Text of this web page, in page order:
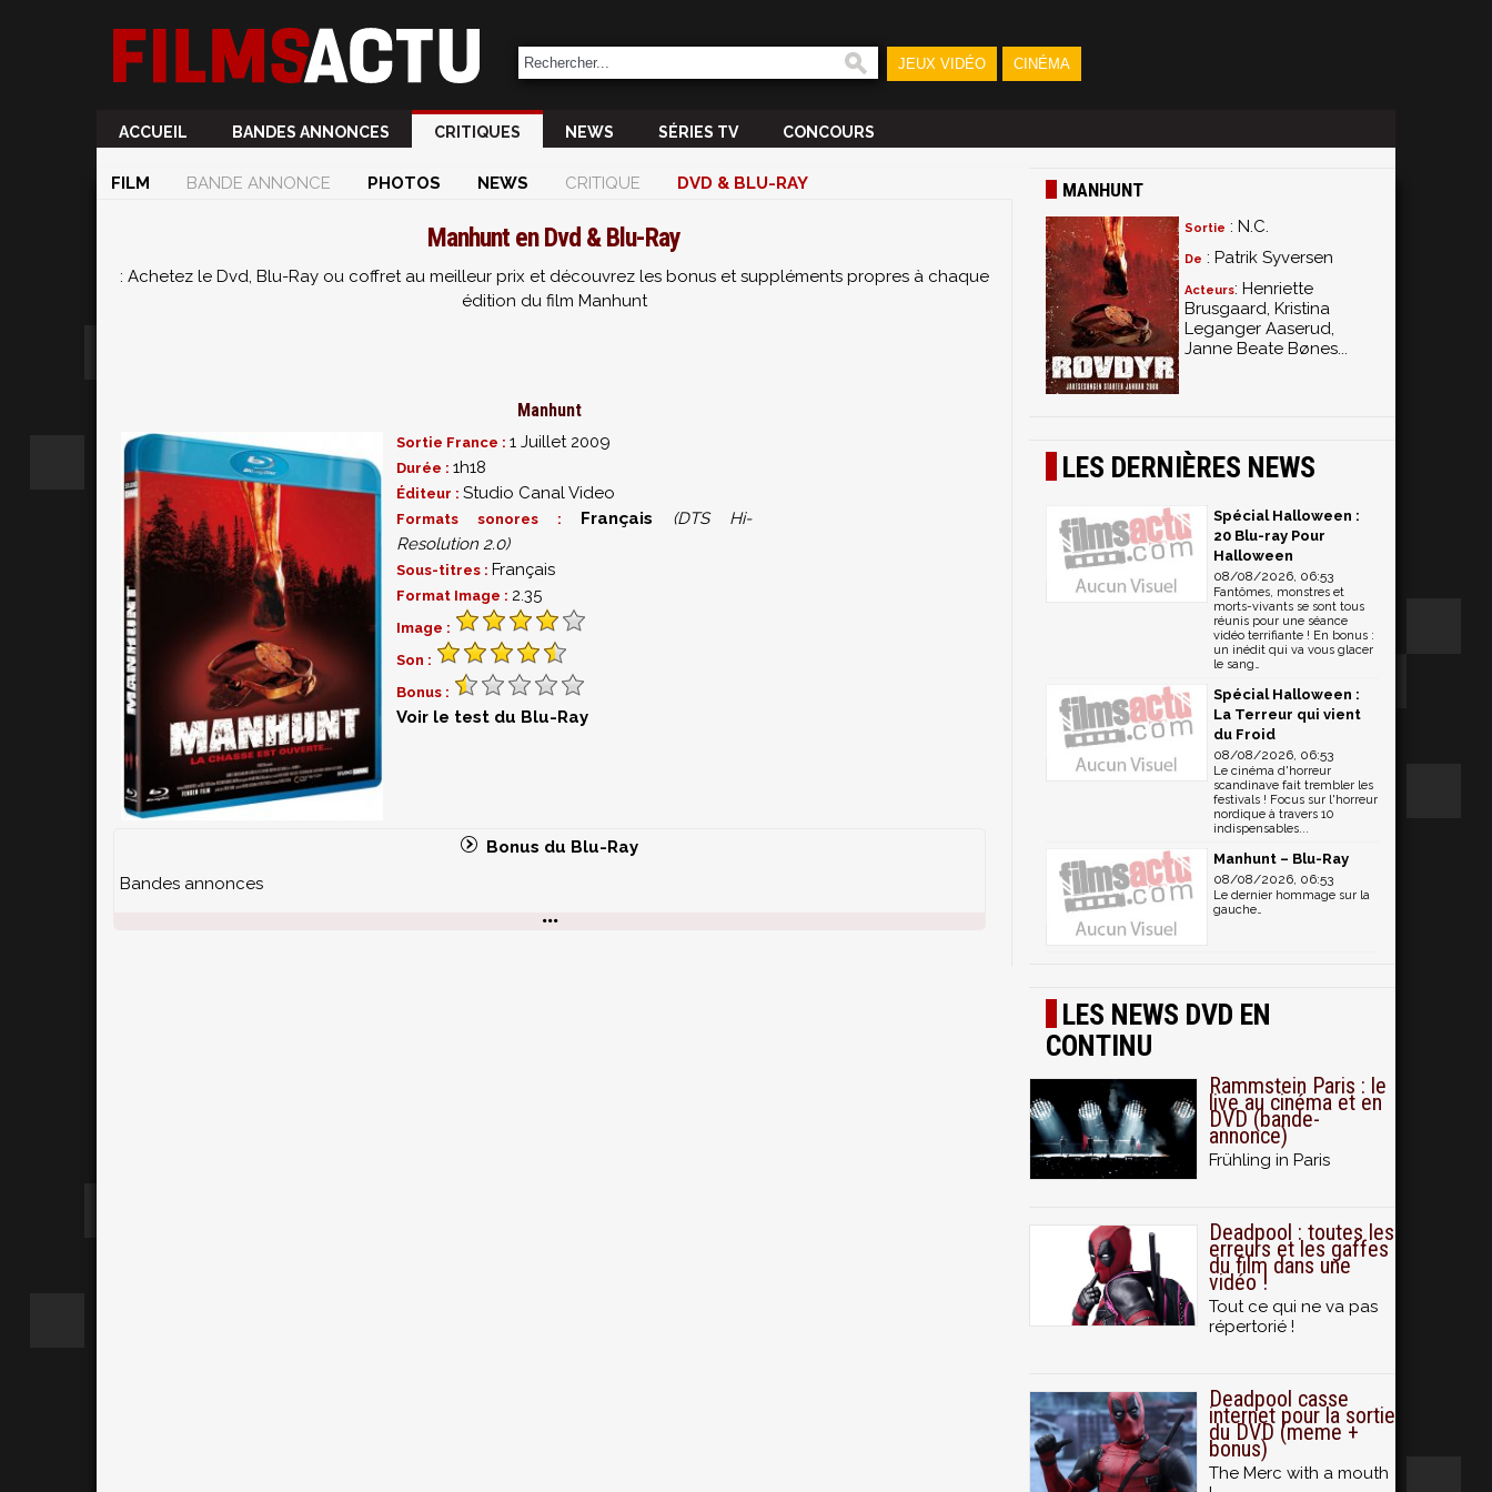
JEUX VIDÉO CINÉMA
ACCUEIL BANDES ANNONCES CRITIQUES NEWS SÉRIES TV CONCOURS
FILM BANDE ANNONCE PHOTOS NEWS CRITIQUE DVD & BLU-RAY
Manhunt en Dvd & Blu-Ray
: Achetez le Dvd, Blu-Ray ou coffret au meilleur prix et découvrez les bonus et suppléments propres à chaque
édition du film Manhunt
Manhunt
Sortie France :1 Juillet 2009
Durée :1h18
Éditeur :Studio Canal Video
Formats sonores : Français
(DTS Hi-
Resolution 2.0)
Sous-titres : Français
Format Image : 2.35
Image :
Son :
Bonus :
Voir le test du Blu-Ray
Bonus du Blu-Ray
Bandes annonces
MANHUNT
Sortie : N.C.
De : Patrik Syversen
Acteurs: Henriette
Brusgaard, Kristina
Leganger Aaserud,
Janne Beate Bønes...
LES DERNIÈRES NEWS
Spécial Halloween :
20 Blu-ray Pour
Halloween
08/08/2026, 06:53
Fantômes, monstres et
morts-vivants se sont tous
réunis pour une séance
vidéo terrifiante ! En bonus :
un inédit qui va vous glacer
le sang…
Spécial Halloween :
La Terreur qui vient
du Froid
08/08/2026, 06:53
Le cinéma d'horreur
scandinave fait trembler les
festivals ! Focus sur l'horreur
nordique à travers 10
indispensables...
Manhunt – Blu-Ray
08/08/2026, 06:53
Le dernier hommage sur la
gauche…
LES NEWS DVD EN
CONTINU
Rammstein Paris : le
live au cinéma et en
DVD (bande-
annonce)
Frühling in Paris
Deadpool : toutes les
erreurs et les gaffes
du film dans une
vidéo !
Tout ce qui ne va pas
répertorié !
Deadpool casse
internet pour la sortie
du DVD (meme +
bonus)
The Merc with a mouth